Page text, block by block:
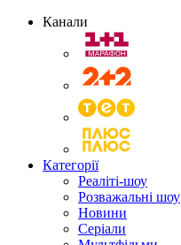
Канали
Категорії
Реаліті-шоу
Розважальні шоу
Новини
Серіали